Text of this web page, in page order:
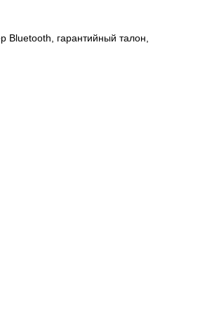
Bluetooth, гарантийный талон,